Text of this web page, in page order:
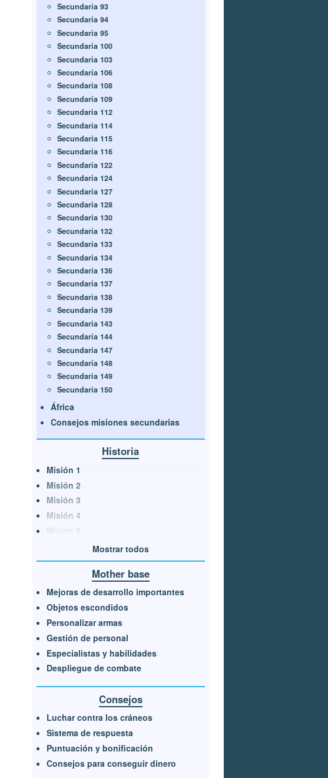
Secundaria 93
Secundaria 94
Secundaria 95
Secundaria 100
Secundaria 103
Secundaria 106
Secundaria 108
Secundaria 109
Secundaria 112
Secundaria 114
Secundaria 115
Secundaria 116
Secundaria 122
Secundaria 124
Secundaria 127
Secundaria 128
Secundaria 130
Secundaria 132
Secundaria 133
Secundaria 134
Secundaria 136
Secundaria 137
Secundaria 138
Secundaria 139
Secundaria 143
Secundaria 144
Secundaria 147
Secundaria 148
Secundaria 149
Secundaria 150
África
Consejos misiones secundarias
Historia
Misión 1
Misión 2
Misión 3
Misión 4
Misión 5
Mostrar todos
Mother base
Mejoras de desarrollo importantes
Objetos escondidos
Personalizar armas
Gestión de personal
Especialistas y habilidades
Despliegue de combate
Consejos
Luchar contra los cráneos
Sistema de respuesta
Puntuación y bonificación
Consejos para conseguir dinero